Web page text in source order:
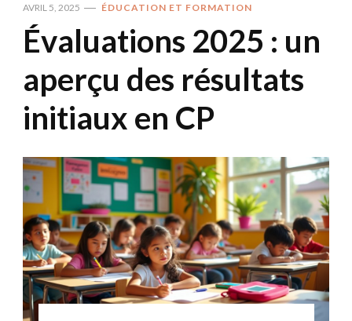
AVRIL 5, 2025 ÉDUCATION ET FORMATION
Évaluations 2025 : un
aperçu des résultats
initiaux en CP